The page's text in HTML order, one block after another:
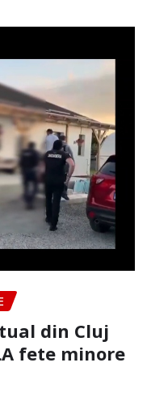
din Cluj
fete minore